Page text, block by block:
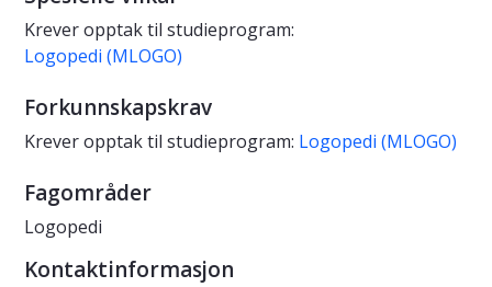
Krever opptak til studieprogram:
Logopedi (MLOGO)
Forkunnskapskrav
Krever opptak til studieprogram: Logopedi (MLOGO)
Fagområder
Logopedi
Kontaktinformasjon